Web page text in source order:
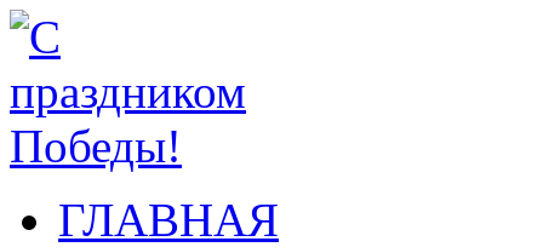
ГЛАВНАЯ